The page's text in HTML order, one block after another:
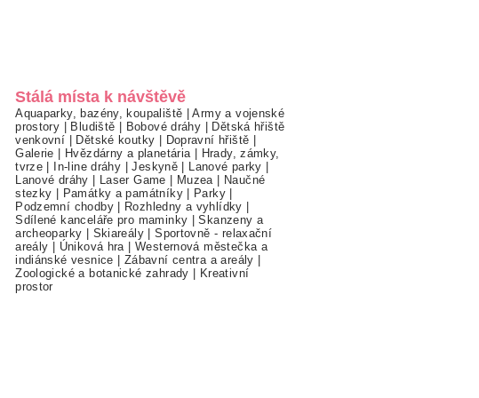
Stálá místa k návštěvě
Aquaparky, bazény, koupaliště |Army a vojenské
prostory | Bludiště | Bobové dráhy | Dětská hřiště
venkovní | Dětské koutky | Dopravní hřiště |
Galerie | Hvězdárny a planetária | Hrady, zámky,
tvrze | In-line dráhy |Jeskyně | Lanové parky |
Lanové dráhy | Laser Game | Muzea | Naučné
stezky | Památky a památníky| Parky |
Podzemní chodby| Rozhledny a vyhlídky |
Sdílené kanceláře pro maminky |Skanzeny a
archeoparky | Skiareály |Sportovně - relaxační
areály | Úniková hra |Westernová městečka a
indiánské vesnice | Zábavní centra a areály |
Zoologické a botanické zahrady | Kreativní
prostor